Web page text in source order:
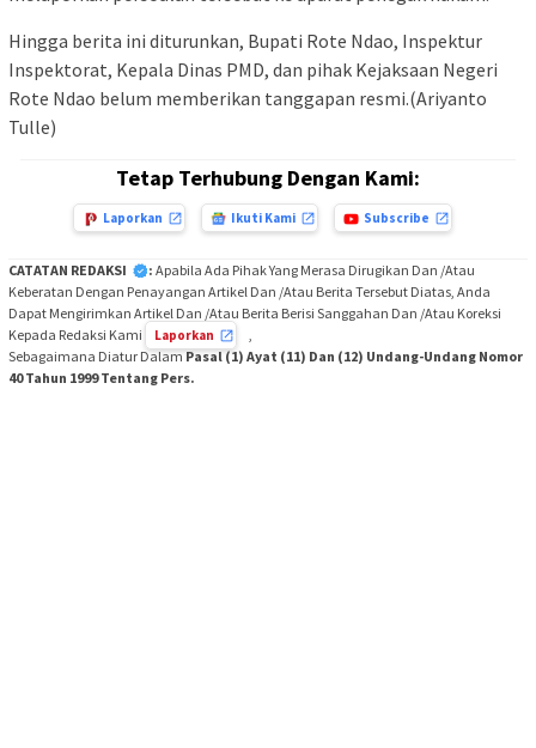
Hingga berita ini diturunkan, Bupati Rote Ndao, Inspektur
Inspektorat, Kepala Dinas PMD, dan pihak Kejaksaan Negeri
Rote Ndao belum memberikan tanggapan resmi.(Ariyanto
Tulle)
Tetap Terhubung Dengan Kami:
Laporkan Ikuti Kami Subscribe
CATATAN REDAKSI : Apabila Ada Pihak Yang Merasa Dirugikan Dan /Atau
Keberatan Dengan Penayangan Artikel Dan /Atau Berita Tersebut Diatas, Anda
Dapat Mengirimkan Artikel Dan /Atau Berita Berisi Sanggahan Dan /Atau Koreksi
Kepada Redaksi Kami
Laporkan
Sebagaimana Diatur DalamPasal (1) Ayat (11) Dan (12) Undang-Undang Nomor
40 Tahun 1999 Tentang Pers.